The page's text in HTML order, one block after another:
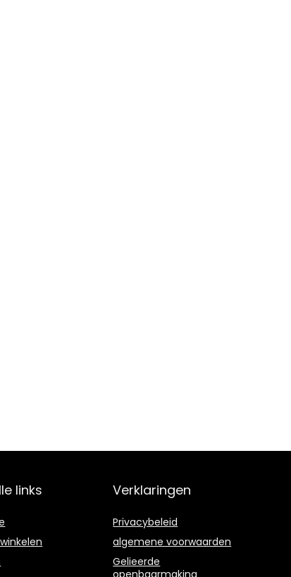
links Verklaringen
Privacybeleid
algemene voorwaarden
Gelieerde
openbaarmaking